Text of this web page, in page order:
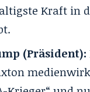
Kraft in
(Präsident):